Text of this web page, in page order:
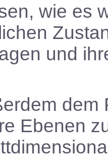
wie es
und
Ebenen